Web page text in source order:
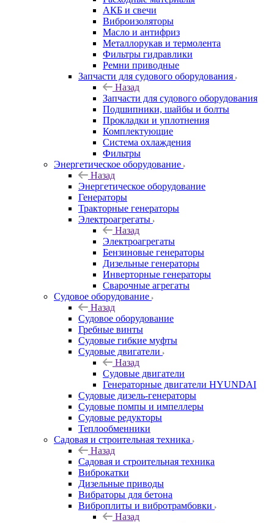
АКБ и свечи
Виброизоляторы
Масло и антифриз
Металлорукав и термолента
Фильтры гидравлики
Ремни приводные
Запчасти для судового оборудования
Назад
Запчасти для судового оборудования
Подшипники, шайбы и болты
Прокладки и уплотнения
Комплектующие
Система охлаждения
Фильтры
Энергетическое оборудование
Назад
Энергетическое оборудование
Генераторы
Тракторные генераторы
Электроагрегаты
Назад
Электроагрегаты
Бензиновые генераторы
Дизельные генераторы
Инверторные генераторы
Сварочные агрегаты
Судовое оборудование
Назад
Судовое оборудование
Гребные винты
Судовые гибкие муфты
Судовые двигатели
Назад
Судовые двигатели
Генераторные двигатели HYUNDAI
Судовые дизель-генераторы
Судовые помпы и импеллеры
Судовые редукторы
Теплообменники
Садовая и строительная техника
Назад
Садовая и строительная техника
Виброкатки
Дизельные приводы
Вибраторы для бетона
Виброплиты и вибротрамбовки
Назад